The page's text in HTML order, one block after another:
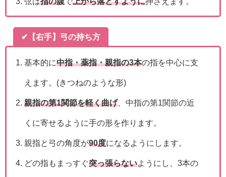
✔【右手】弓の持ち方
基本的に中指・薬指・親指の3本の指を中心に支
えます。(きつねのような形)
親指の第1関節を軽く曲げ、中指の第1関節の近
くに寄せるように手の形を作ります。
親指と弓の角度が90度になるようにします。
どの指もまっすぐ突っ張らない ようにし、3本の